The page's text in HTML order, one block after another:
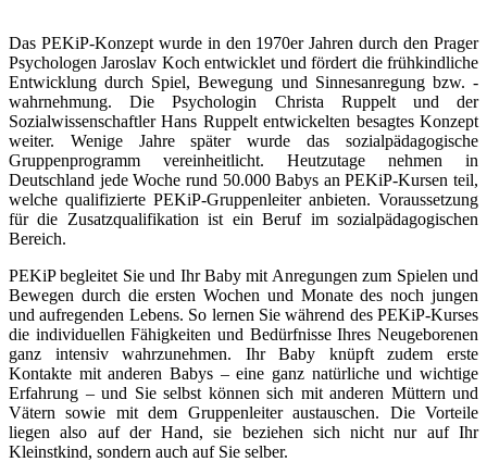
Das PEKiP-Konzept wurde in den 1970er Jahren durch den Prager
Psychologen Jaroslav Koch entwicklet und fördert die frühkindliche
Entwicklung durch Spiel, Bewegung und Sinnesanregung bzw. -
wahrnehmung. Die Psychologin Christa Ruppelt und der
Sozialwissenschaftler Hans Ruppelt entwickelten besagtes Konzept
weiter. Wenige Jahre später wurde das sozialpädagogische
Gruppenprogramm vereinheitlicht. Heutzutage nehmen in
Deutschland jede Woche rund 50.000 Babys an PEKiP-Kursen teil,
welche qualifizierte PEKiP-Gruppenleiter anbieten. Voraussetzung
für die Zusatzqualifikation ist ein Beruf im sozialpädagogischen
Bereich.
PEKiP begleitet Sie und Ihr Baby mit Anregungen zum Spielen und
Bewegen durch die ersten Wochen und Monate des noch jungen
und aufregenden Lebens. So lernen Sie während des PEKiP-Kurses
die individuellen Fähigkeiten und Bedürfnisse Ihres Neugeborenen
ganz intensiv wahrzunehmen. Ihr Baby knüpft zudem erste
Kontakte mit anderen Babys – eine ganz natürliche und wichtige
Erfahrung – und Sie selbst können sich mit anderen Müttern und
Vätern sowie mit dem Gruppenleiter austauschen. Die Vorteile
liegen also auf der Hand, sie beziehen sich nicht nur auf Ihr
Kleinstkind, sondern auch auf Sie selber.